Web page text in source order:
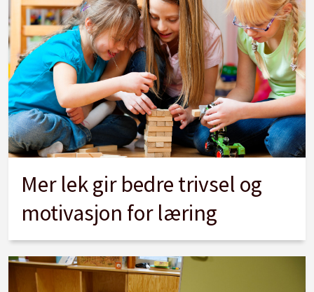
Mer lek gir bedre trivsel og
motivasjon for læring